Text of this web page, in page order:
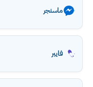
ماسنجر
فايبر